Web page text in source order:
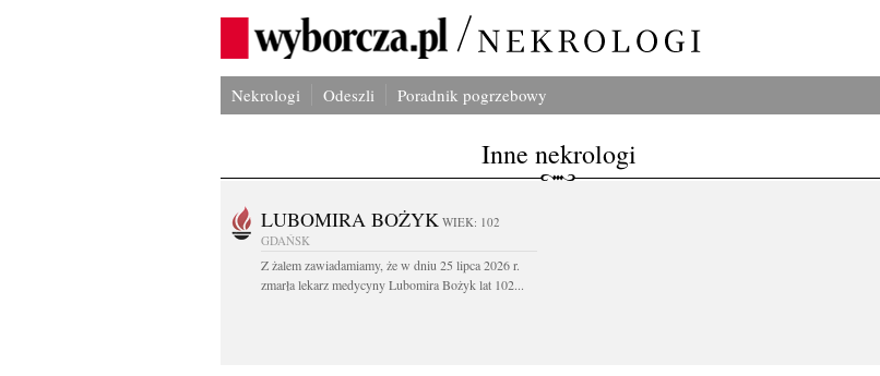
Nekrologi Odeszli Poradnik pogrzebowy
Inne nekrologi
LUBOMIRA BOŻYK WIEK: 102
GDAŃSK
Z żalem zawiadamiamy, że w dniu 25 lipca 2026 r.
zmarła lekarz medycyny Lubomira Bożyk lat 102...